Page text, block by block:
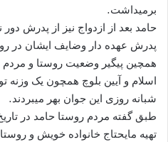
برمیداشت.
حامد بعد از ازدواج نیز از پدرش
پدرش عهده دار وضایف ایشان در
همچین پیگیر وضعیت روستا و
اسلام و آیین بلوچ همچون یک وزنه
شبانه روزی این جوان بهر میبردند.
تهیه مایحتاج خانواده خویش و